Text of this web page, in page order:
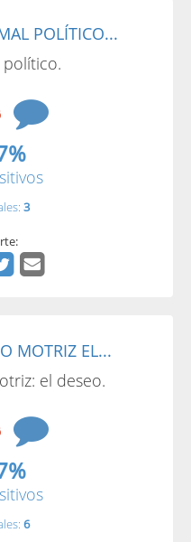
POLÍTICO...
3
MOTRIZ EL...
el deseo.
6